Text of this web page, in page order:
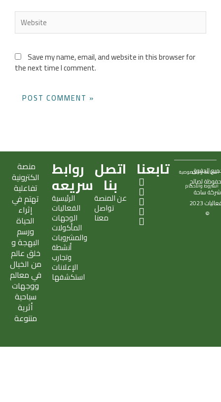
Website
Save my name, email, and website in this browser for
the next time I comment.
منصة
الكترونية
تفاعلية
تهتم في
إثراء
الحياة
ورسم
البهجة و
خلق عالم
من الخيال
في معالم
ووجهات
سياحية
أثرية
متنوعة
روابط
سريعه
الرئيسية
الفعاليات
الوجهات
المأكولات
والمشروبات
أنشطة
وتجارب
الإعلانات
استكشفها
اتصل
بنا
عن المنصة
تواصل
معنا
تابعنا
X
-
t
w
i
t
S
n
a
p
c
h
T
i
k
t
o
k
I
n
s
t
a
g
E
n
v
e
l
o
السياسة و الخصوصية
الشروط والأحكام
الحقوق
لصالح
شركةساحة
2023
©